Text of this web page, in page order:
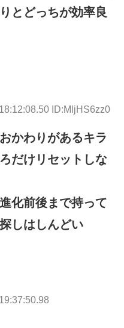
とどっちが効率良
ID:MljHS6zz0
かわりがあるキラ
だけリセットしな
化前後まで持って
しはしんどい